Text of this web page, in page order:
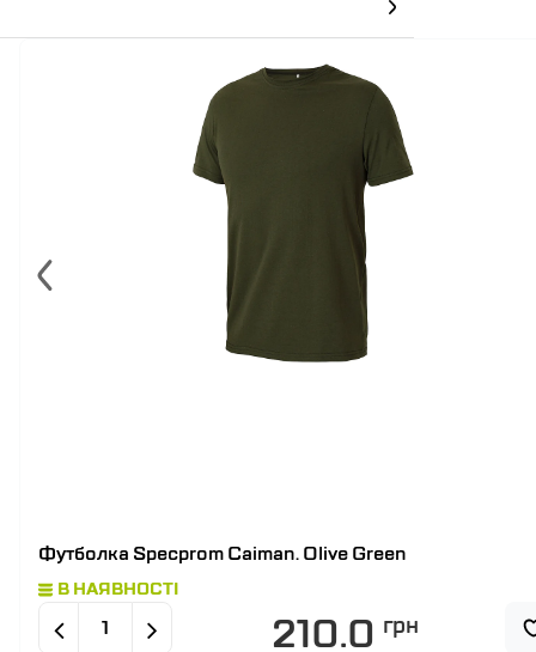
Футболка Specprom Caiman. Olive Green
В НАЯВНОСТІ
210.0 грн